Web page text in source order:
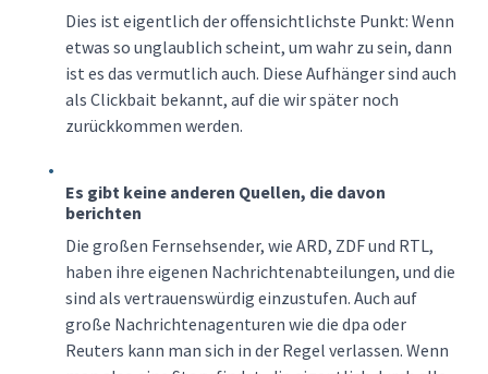
Dies ist eigentlich der offensichtlichste Punkt: Wenn
etwas so unglaublich scheint, um wahr zu sein, dann
ist es das vermutlich auch. Diese Aufhänger sind auch
als Clickbait bekannt, auf die wir später noch
zurückkommen werden.
Es gibt keine anderen Quellen, die davon
berichten
Die großen Fernsehsender, wie ARD, ZDF und RTL,
haben ihre eigenen Nachrichtenabteilungen, und die
sind als vertrauenswürdig einzustufen. Auch auf
große Nachrichtenagenturen wie die dpa oder
Reuters kann man sich in der Regel verlassen. Wenn